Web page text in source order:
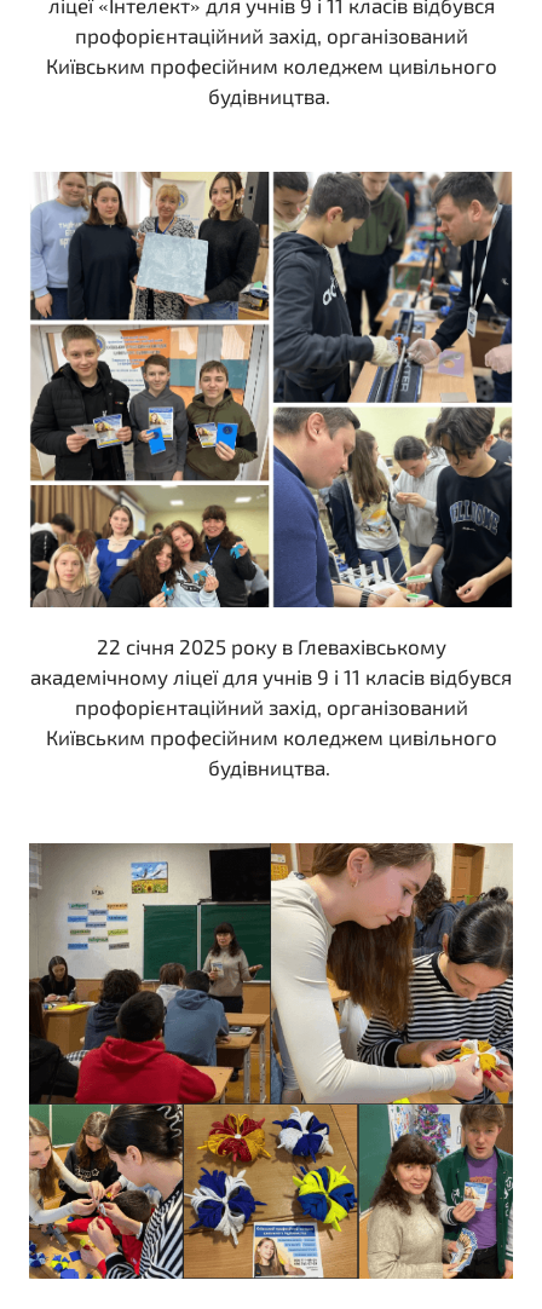
ліцеї «Інтелект» для учнів 9 і 11 класів відбувся
профорієнтаційний захід, організований
Київським професійним коледжем цивільного
будівництва.
22 січня 2025 року в Глевахівському
академічному ліцеї для учнів 9 і 11 класів відбувся
профорієнтаційний захід, організований
Київським професійним коледжем цивільного
будівництва.